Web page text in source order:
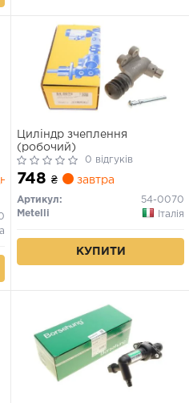
Циліндр зчеплення
(робочий)
0 відгуків
748 ₴ завтра
Артикул:
54-0070
Metelli
Італія
КУПИТИ